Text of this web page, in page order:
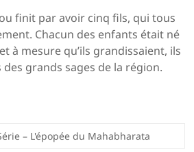
finit par avoir cinq fils, qui tous
Chacun des enfants était né
à mesure qu’ils grandissaient, ils
grands sages de la région.
– L'épopée du Mahabharata